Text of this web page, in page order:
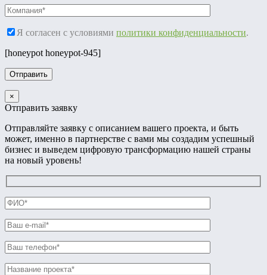
Я согласен с условиями политики конфиденциальности.
[honeypot honeypot-945]
×
Отправить заявку
Отправляйте заявку с описанием вашего проекта, и быть
может, именно в партнерстве с вами мы создадим успешный
бизнес и выведем цифровую трансформацию нашей страны
на новый уровень!